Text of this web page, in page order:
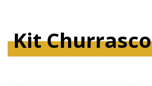
Kit Churrasco